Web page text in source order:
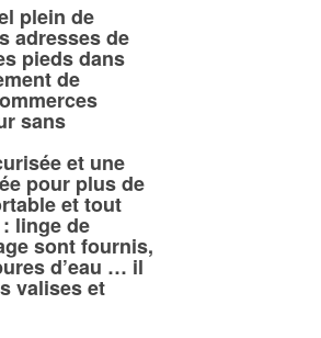
plein de
adresses de
pieds dans
de
sans
et une
pour plus de
et tout
linge de
sont fournis,
d’eau … il
valises et